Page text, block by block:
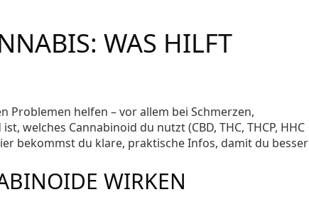
WAS HILFT
Problemen helfen – vor allem bei Schmerzen,
welches Cannabinoid du nutzt (CBD, THC, THCP, HHC
bekommst du klare, praktische Infos, damit du besser
WIRKEN